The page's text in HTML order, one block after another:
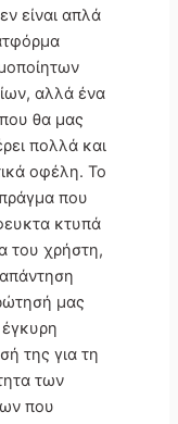
είναι απλά
αλλά ένα
θα μας
πολλά και
οφέλη. Το
που
κτυπά
του χρήστη,
απάντηση
μας
έγκυρη
της για τη
των
που